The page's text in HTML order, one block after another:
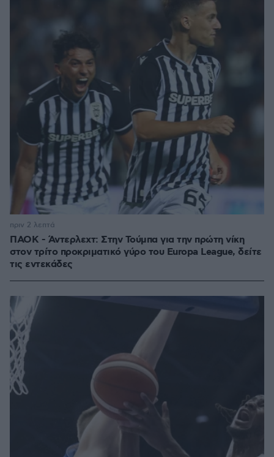
ΠΑΟΚ - Άντερλεχτ: Στην Τούμπα για την πρώτη νίκη
στον τρίτο προκριματικό γύρο του Europa League, δείτε
τις εντεκάδες
πριν 2 λεπτά